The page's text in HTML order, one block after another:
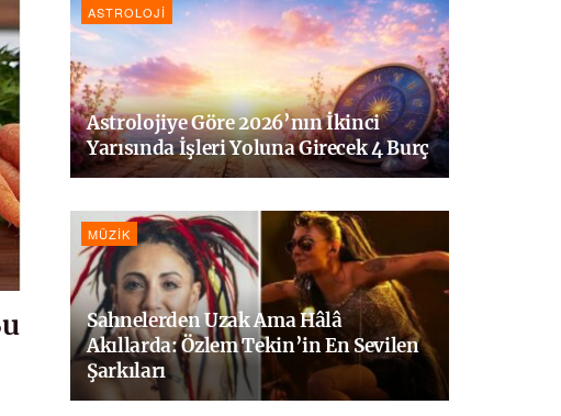
ASTROLOJI
Astrolojiye Göre 2026’nın İkinci
Yarısında İşleri Yoluna Girecek 4 Burç
MÜZIK
Sahnelerden Uzak Ama Hâlâ
Akıllarda: Özlem Tekin’in En Sevilen
Şarkıları